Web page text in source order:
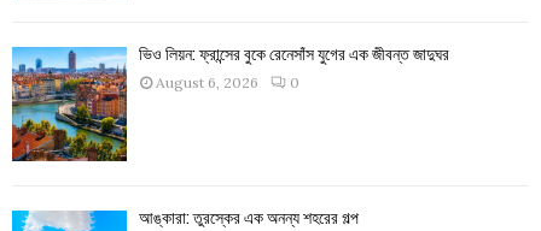
ভিও লিয়ন: ফ্রান্সের বুকে রেনেসাঁস যুগের এক জীবন্ত জাদুঘর
August 6, 2026 0
আঙ্কারা: তুরস্কের এক অনন্য শহরের গল্প